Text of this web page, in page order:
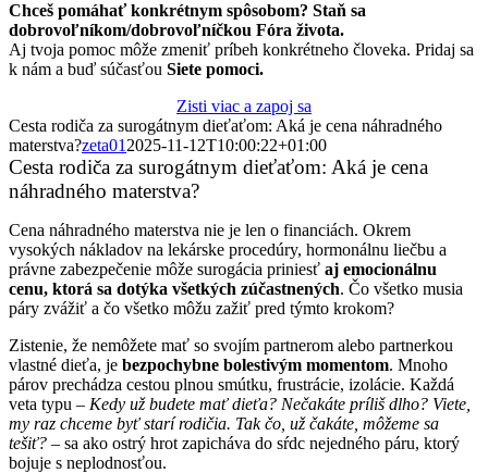
Chceš pomáhať konkrétnym spôsobom? Staň sa
dobrovoľníkom/dobrovoľníčkou Fóra života.
Aj tvoja pomoc môže zmeniť príbeh konkrétneho človeka. Pridaj sa
k nám a buď súčasťou Siete pomoci.
Zisti viac a zapoj sa
Cesta rodiča za surogátnym dieťaťom: Aká je cena náhradného
materstva?zeta01 2025-11-12T10:00:22+01:00
Cesta rodiča za surogátnym dieťaťom: Aká je cena
náhradného materstva?
Cena náhradného materstva nie je len o financiách. Okrem
vysokých nákladov na lekárske procedúry, hormonálnu liečbu a
právne zabezpečenie môže surogácia priniesť aj emocionálnu
cenu, ktorá sa dotýka všetkých zúčastnených. Čo všetko musia
páry zvážiť a čo všetko môžu zažiť pred týmto krokom?
Zistenie, že nemôžete mať so svojím partnerom alebo partnerkou
vlastné dieťa, je bezpochybne bolestivým momentom. Mnoho
párov prechádza cestou plnou smútku, frustrácie, izolácie. Každá
veta typu – Kedy už budete mať dieťa? Nečakáte príliš dlho? Viete,
my raz chceme byť starí rodičia. Tak čo, už čakáte, môžeme sa
tešiť? – sa ako ostrý hrot zapicháva do sŕdc nejedného páru, ktorý
bojuje s neplodnosťou.